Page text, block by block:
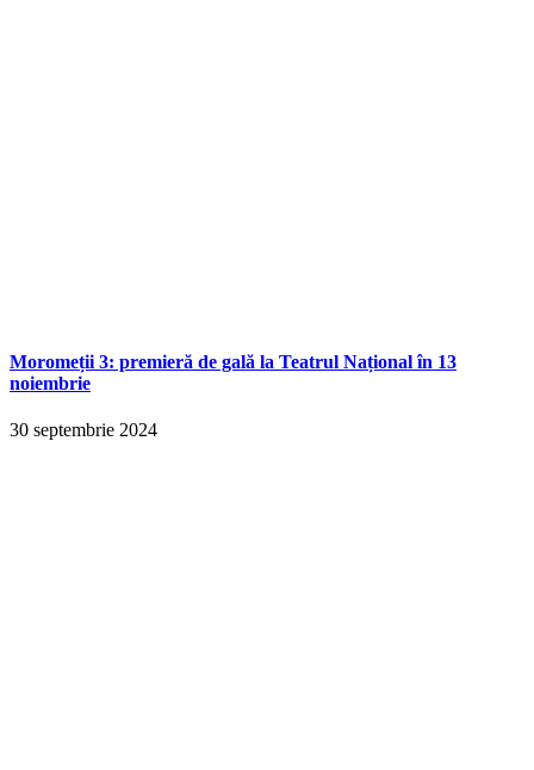
Moromeții 3: premieră de gală la Teatrul Național în 13
noiembrie
30 septembrie 2024